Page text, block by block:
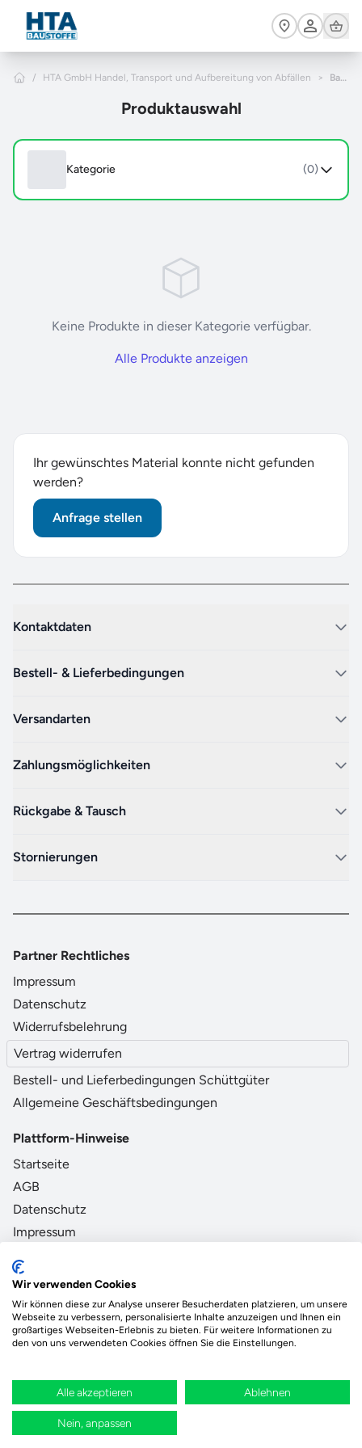
Zum Hauptinhalt springen
Home
Cart
/ HTA GmbH Handel, Transport und Aufbereitung von Abfällen > Baustoffe
Produktauswahl
Kategorie (0)
Keine Produkte in dieser Kategorie verfügbar.
Alle Produkte anzeigen
Ihr gewünschtes Material konnte nicht gefunden
werden?
Anfrage stellen
Kontaktdaten
Bestell- & Lieferbedingungen
Versandarten
Zahlungsmöglichkeiten
Rückgabe & Tausch
Stornierungen
Partner Rechtliches
Impressum
Datenschutz
Widerrufsbelehrung
Vertrag widerrufen
Bestell- und Lieferbedingungen Schüttgüter
Allgemeine Geschäftsbedingungen
Plattform-Hinweise
Startseite
AGB
Datenschutz
Impressum
Zahlungsmethoden Partner
vor Ort.
Durch deine Bestellung wird regional aufgeforstet
Wir verwenden Cookies
Wir können diese zur Analyse unserer Besucherdaten platzieren, um unsere
Webseite zu verbessern, personalisierte Inhalte anzuzeigen und Ihnen ein
großartiges Webseiten-Erlebnis zu bieten. Für weitere Informationen zu
den von uns verwendeten Cookies öffnen Sie die Einstellungen.
Alle akzeptieren Ablehnen
Nein, anpassen